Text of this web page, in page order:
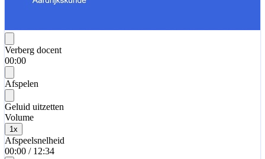
Verberg docent
00:00
Afspelen
Geluid uitzetten
Volume
1 x
Afspeelsnelheid
00:00 / 12:34